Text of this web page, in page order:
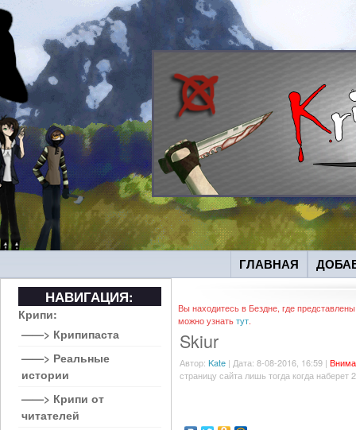
ГЛАВНАЯ
Вы находитесь в Бездне, где
можно узнатьтут.
Skiur
Автор: Kate | Дата: 8-08-2016, 16:59 |
страницу сайта лишь тогда когда
НАВИГАЦИЯ:
Крипи:
——> Крипипаста
——> Реальные
истории
——> Крипи от
читателей